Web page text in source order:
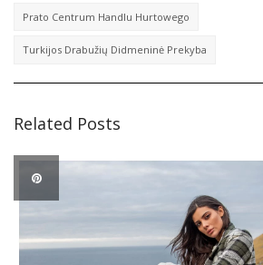
Prato Centrum Handlu Hurtowego
Turkijos Drabužių Didmeninė Prekyba
Related Posts